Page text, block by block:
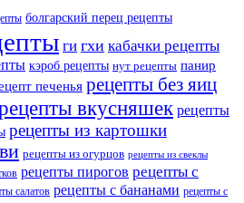
болгарский перец рецепты
ги гхи кабачки рецепты
кэроб рецепты нут рецепты панир
печенья рецепты без яиц
вкусняшек рецепты
рецепты из картошки
рецепты из огурцов рецепты из свеклы
рецепты пирогов рецепты с
салатов рецепты с бананами рецепты с